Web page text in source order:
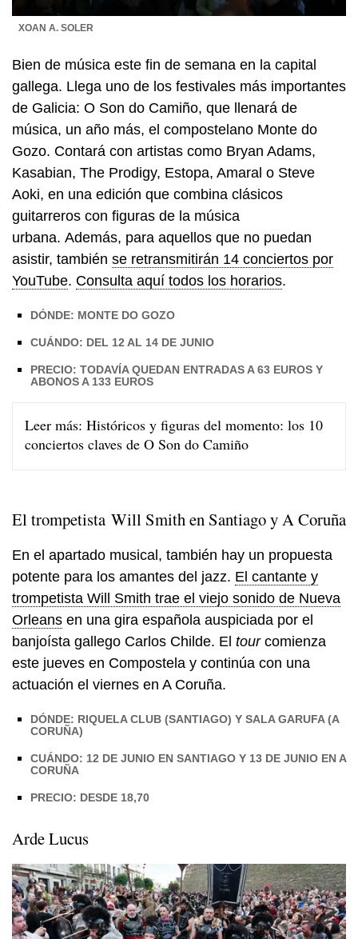
XOAN A. SOLER
Bien de música este fin de semana en la capital
gallega. Llega uno de los festivales más importantes
de Galicia: O Son do Camiño, que llenará de
música, un año más, el compostelano Monte do
Gozo. Contará con artistas como Bryan Adams,
Kasabian, The Prodigy, Estopa, Amaral o Steve
Aoki, en una edición que combina clásicos
guitarreros con figuras de la música
urbana. Además, para aquellos que no puedan
asistir, también se retransmitirán 14 conciertos por
YouTube. Consulta aquí todos los horarios.
DÓNDE: MONTE DO GOZO
CUÁNDO: DEL 12 AL 14 DE JUNIO
PRECIO: TODAVÍA QUEDAN ENTRADAS A 63 EUROS Y
ABONOS A 133 EUROS
Leer más: Históricos y figuras del momento: los 10
conciertos claves de O Son do Camiño
El trompetista Will Smith en Santiago y A Coruña
En el apartado musical, también hay un propuesta
potente para los amantes del jazz. El cantante y
trompetista Will Smith trae el viejo sonido de Nueva
Orleans en una gira española auspiciada por el
banjoísta gallego Carlos Childe. El tour comienza
este jueves en Compostela y continúa con una
actuación el viernes en A Coruña.
DÓNDE: RIQUELA CLUB (SANTIAGO) Y SALA GARUFA (A
CORUÑA)
CUÁNDO: 12 DE JUNIO EN SANTIAGO Y 13 DE JUNIO EN A
CORUÑA
PRECIO: DESDE 18,70
Arde Lucus